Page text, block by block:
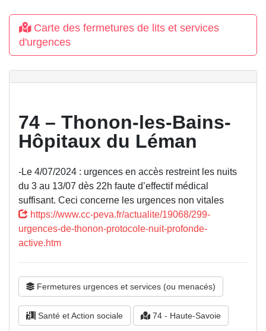
Carte des fermetures de lits et services
d'urgences
74 – Thonon-les-Bains-
Hôpitaux du Léman
-Le 4/07/2024 : urgences en accès restreint les nuits
du 3 au 13/07 dès 22h faute d’effectif médical
suffisant. Ceci concerne les urgences non vitales
https://www.cc-peva.fr/actualite/19068/299-
urgences-de-thonon-protocole-nuit-profonde-
active.htm
Fermetures urgences et services (ou menacés)
Santé et Action sociale 74 - Haute-Savoie